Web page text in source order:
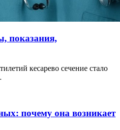
показания,
кесарево сечение стало
почему она возникает